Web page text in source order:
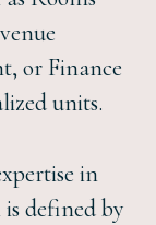
or Finance
units.
in
defined by